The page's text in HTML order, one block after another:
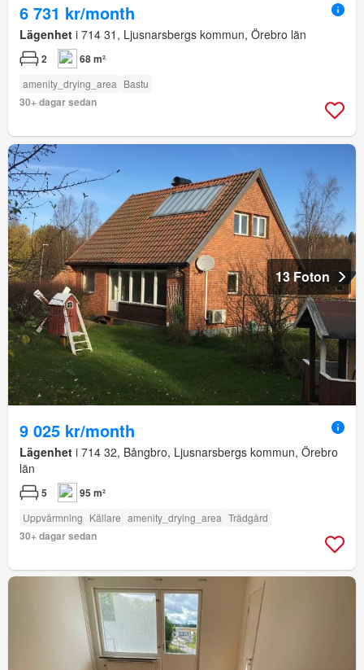
6 731 kr/month
Lägenhet i 714 31, Ljusnarsbergs kommun, Örebro län
2 68 m²
amenity_drying_area Bastu
30+ dagar sedan
13 Foton
9 025 kr/month
Lägenhet i 714 32, Bångbro, Ljusnarsbergs kommun, Örebro
län
5 95 m²
Uppvärmning Källare amenity_drying_area Trädgård
30+ dagar sedan